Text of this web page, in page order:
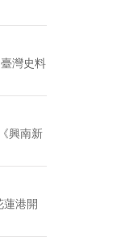
灣史料
興南新
蓮港開